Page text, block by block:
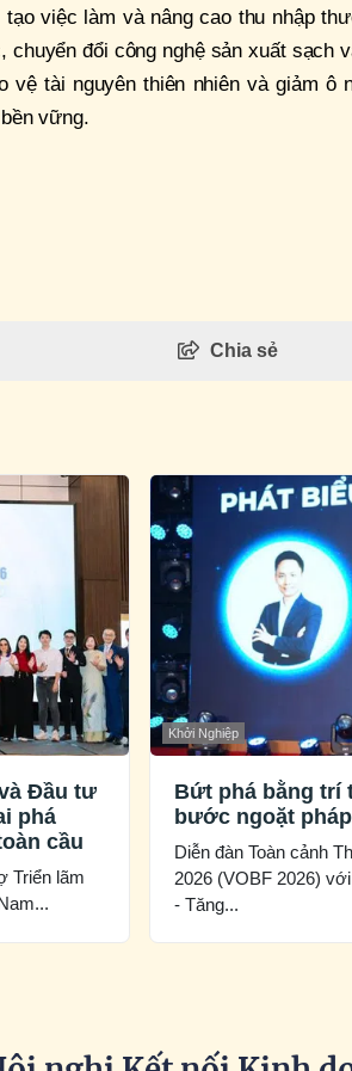
việc làm và nâng cao thu nhập
chuyển đổi công nghệ sản xuất sạch
vệ tài nguyên thiên nhiên và giảm ô
vững.
Chia sẻ
Đầu tư
phá
cầu
Triển lãm
Khởi Nghiệp
Bứt phá bằng trí
bước ngoặt
Diễn đàn Toàn cảnh
2026 (VOBF 2026)
- Tăng...